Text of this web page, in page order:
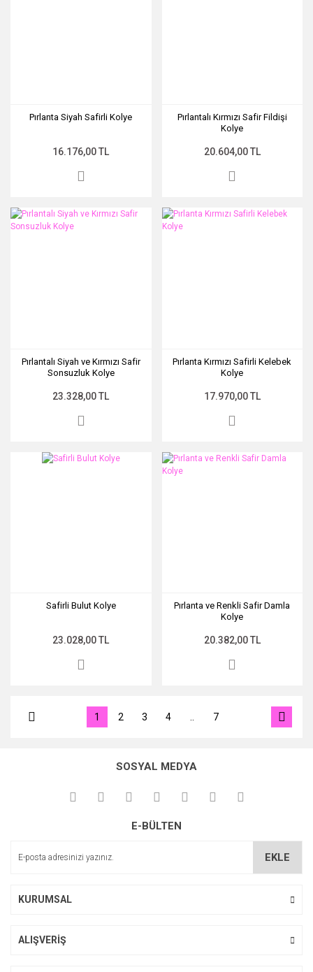
Pırlanta Siyah Safirli Kolye
16.176,00 TL
Pırlantalı Kırmızı Safir Fildişi
Kolye
20.604,00 TL
Pırlantalı Siyah ve Kırmızı Safir
Sonsuzluk Kolye
23.328,00 TL
Pırlanta Kırmızı Safirli Kelebek
Kolye
17.970,00 TL
Safirli Bulut Kolye
23.028,00 TL
Pırlanta ve Renkli Safir Damla
Kolye
20.382,00 TL
1 2 3 4 7
SOSYAL MEDYA
E-BÜLTEN
EKLE
KURUMSAL
ALIŞVERİŞ